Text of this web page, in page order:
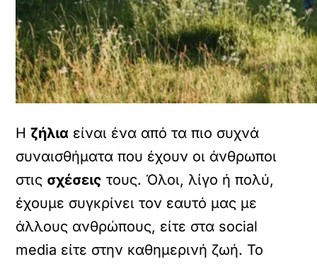
Ηζήλια είναι ένα από τα πιο συχνά
συναισθήματα που έχουν οι άνθρωποι
στις σχέσεις τους. Όλοι, λίγο ή πολύ,
έχουμε συγκρίνει τον εαυτό μας με
άλλους ανθρώπους, είτε στα social
media είτε στην καθημερινή ζωή. Το